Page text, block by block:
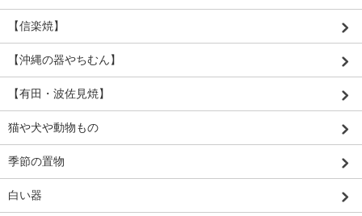
【信楽焼】
【沖縄の器やちむん】
【有田・波佐見焼】
猫や犬や動物もの
季節の置物
白い器